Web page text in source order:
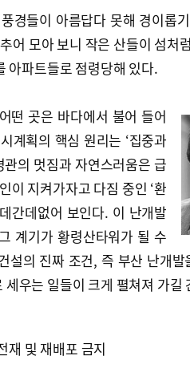
경들이 아름답다 못해 경이롭
어 모아 보니 작은 산들이 섬처
아파트들로 점령당해 있다.
떤 곳은 바다에서 불어 들어
계획의 핵심 원리는 ‘집중과
의 멋짐과 자연스러움은 급
이 지켜가자고 다짐 중인 ‘환
간데없어 보인다. 이 난개발
계기가 황령산타워가 될 수
설의 진짜 조건, 즉 부산 난개발
우는 일들이 크게 펼쳐져 가길
및 재배포 금지